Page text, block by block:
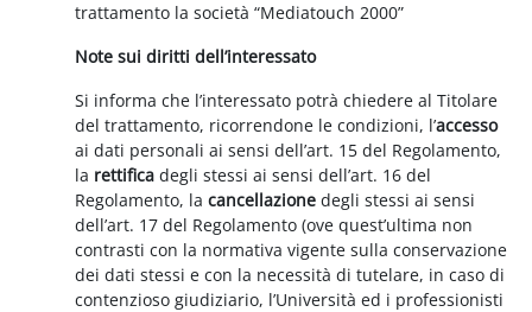
trattamento la società “Mediatouch 2000”
Note sui diritti dell’interessato
Si informa che l’interessato potrà chiedere al Titolare
del trattamento, ricorrendone le condizioni, l’accesso
ai dati personali ai sensi dell’art. 15 del Regolamento,
la rettificadegli stessi ai sensi dell’art. 16 del
Regolamento, lacancellazione degli stessi ai sensi
dell’art. 17 del Regolamento (ove quest’ultima non
contrasti con la normativa vigente sulla conservazione
dei dati stessi e con la necessità di tutelare, in caso di
contenzioso giudiziario, l’Università ed i professionisti